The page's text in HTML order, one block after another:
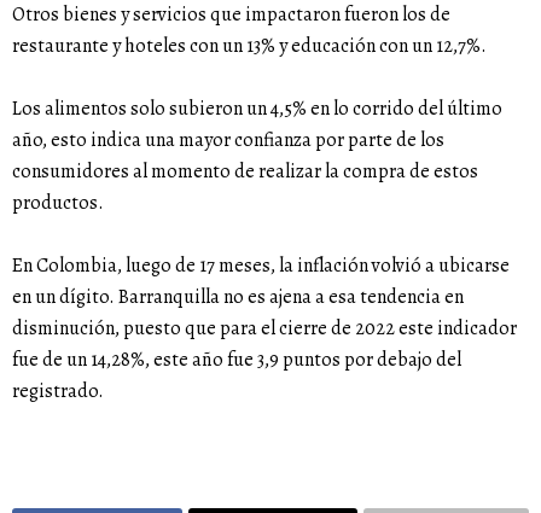
Otros bienes y servicios que impactaron fueron los de
restaurante y hoteles con un 13% y educación con un 12,7%.
Los alimentos solo subieron un 4,5% en lo corrido del último
año, esto indica una mayor confianza por parte de los
consumidores al momento de realizar la compra de estos
productos.
En Colombia, luego de 17 meses, la inflación volvió a ubicarse
en un dígito. Barranquilla no es ajena a esa tendencia en
disminución, puesto que para el cierre de 2022 este indicador
fue de un 14,28%, este año fue 3,9 puntos por debajo del
registrado.